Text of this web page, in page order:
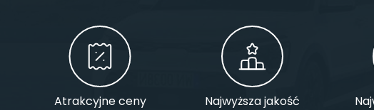
Atrakcyjne ceny Najwyższa jakość